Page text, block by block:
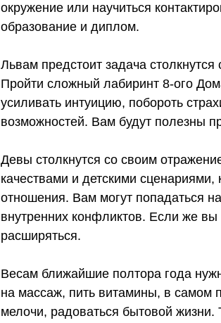
окружение или научиться
образование и диплом.
Львам предстоит задача
Пройти сложный лабиринт 8-ого
усиливать интуицию, побороть
возможностей. Вам будут полезны
Девы столкнутся со своим
качествами и детскими
отношения. Вам могут попадаться
внутренних конфликтов. Если же
расширяться.
Весам ближайшие полтора года
на массаж, пить витамины, в самом
мелочи, радоваться бытовой жизни.